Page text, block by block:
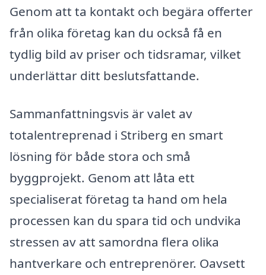
Genom att ta kontakt och begära offerter
från olika företag kan du också få en
tydlig bild av priser och tidsramar, vilket
underlättar ditt beslutsfattande.
Sammanfattningsvis är valet av
totalentreprenad i Striberg en smart
lösning för både stora och små
byggprojekt. Genom att låta ett
specialiserat företag ta hand om hela
processen kan du spara tid och undvika
stressen av att samordna flera olika
hantverkare och entreprenörer. Oavsett